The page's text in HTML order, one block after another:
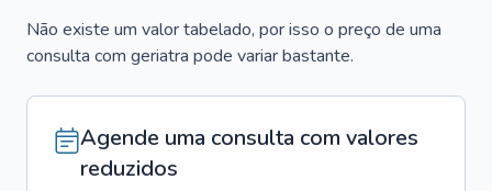
Não existe um valor tabelado, por isso o preço de uma
consulta com geriatra pode variar bastante.
Agende uma consulta com valores
reduzidos